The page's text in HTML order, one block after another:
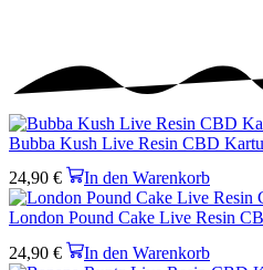
Bubba Kush Live Resin CBD
24,90 € In den Warenkorb
London Pound Cake Live Resin
24,90 € In den Warenkorb